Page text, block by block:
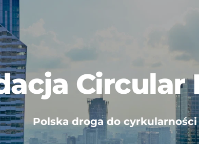
Circular
Polska droga do cyrkularności